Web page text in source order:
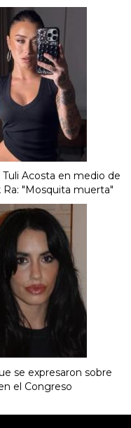
Acosta en medio de
"Mosquita muerta"
se expresaron sobre
el Congreso